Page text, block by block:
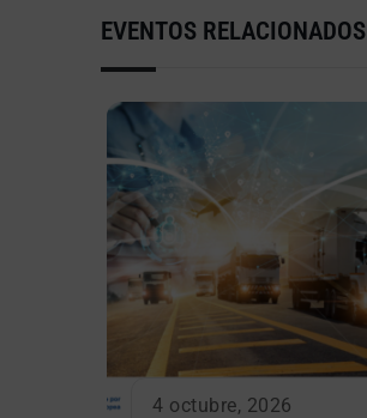
EVENTOS RELACIONADOS
4 octubre, 2026